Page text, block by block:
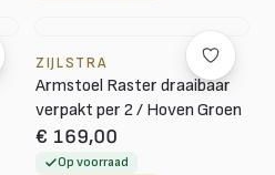
ZIJLSTRA
Armstoel Raster draaibaar
verpakt per 2 / Hoven Groen
€ 169,00
Op voorraad